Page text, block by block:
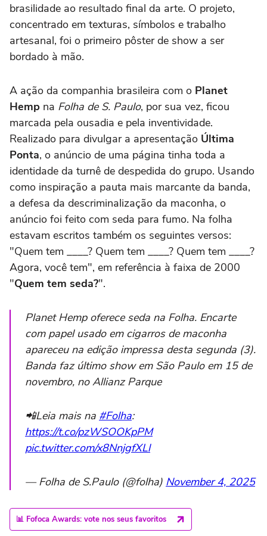
brasilidade ao resultado final da arte. O projeto,
concentrado em texturas, símbolos e trabalho
artesanal, foi o primeiro pôster de show a ser
bordado à mão.
A ação da companhia brasileira com o Planet
Hemp na Folha de S. Paulo, por sua vez, ficou
marcada pela ousadia e pela inventividade.
Realizado para divulgar a apresentação Última
Ponta, o anúncio de uma página tinha toda a
identidade da turnê de despedida do grupo. Usando
como inspiração a pauta mais marcante da banda,
a defesa da descriminalização da maconha, o
anúncio foi feito com seda para fumo. Na folha
estavam escritos também os seguintes versos:
"Quem tem ____? Quem tem ____? Quem tem ____?
Agora, você tem", em referência à faixa de 2000
"Quem tem seda?".
Planet Hemp oferece seda na Folha. Encarte
com papel usado em cigarros de maconha
apareceu na edição impressa desta segunda (3).
Banda faz último show em São Paulo em 15 de
novembro, no Allianz Parque
📲Leia mais na #Folha:
https://t.co/pzWSOOKpPM
pic.twitter.com/x8NnjgfXLl
— Folha de S.Paulo (@folha) November 4, 2025
📊 Fofoca Awards: vote nos seus favoritos